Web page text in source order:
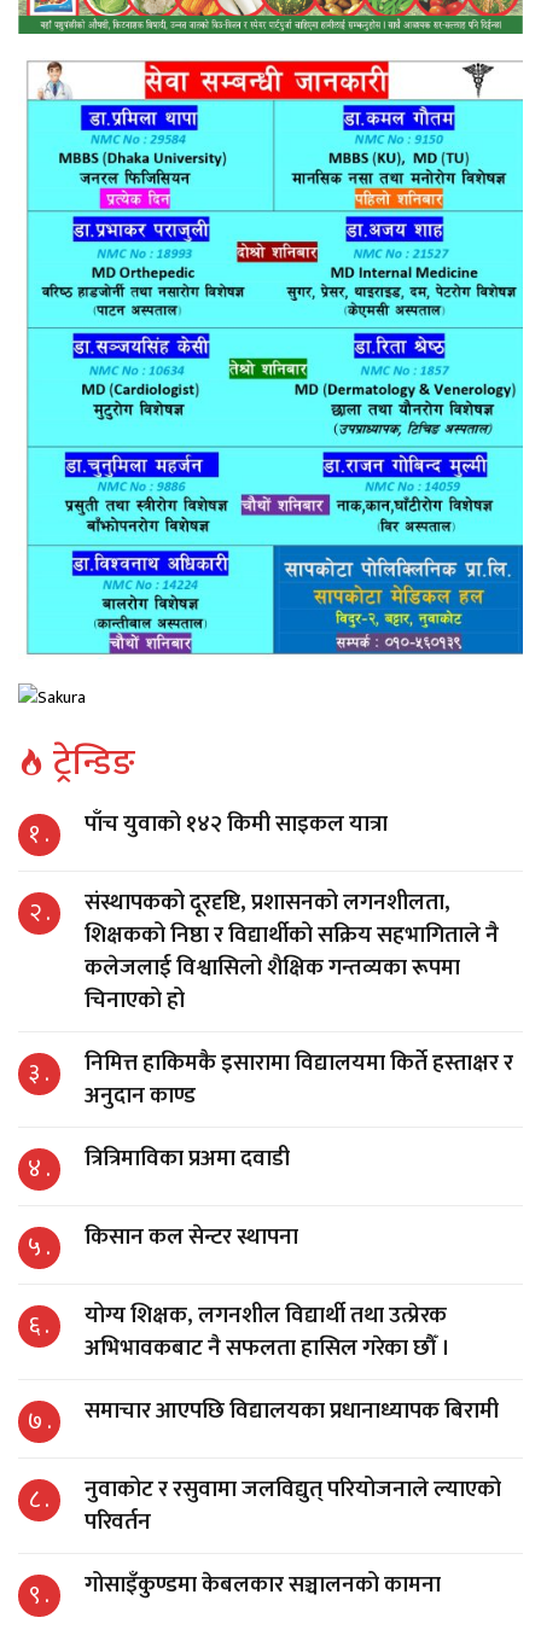
ट्रेन्डिङ
१ . पाँच युवाको १४२ किमी साइकल यात्रा
२ .
संस्थापकको दूरदृष्टि, प्रशासनको लगनशीलता,
शिक्षकको निष्ठा र विद्यार्थीको सक्रिय सहभागिताले नै
कलेजलाई विश्वासिलो शैक्षिक गन्तव्यका रूपमा
चिनाएको हो
३ .
निमित्त हाकिमकै इसारामा विद्यालयमा किर्ते हस्ताक्षर र
अनुदान काण्ड
४ . त्रित्रिमाविका प्रअमा दवाडी
५ . किसान कल सेन्टर स्थापना
६ .
योग्य शिक्षक, लगनशील विद्यार्थी तथा उत्प्रेरक
अभिभावकबाट नै सफलता हासिल गरेका छौँ ।
७ . समाचार आएपछि विद्यालयका प्रधानाध्यापक बिरामी
८ .
नुवाकोट र रसुवामा जलविद्युत् परियोजनाले ल्याएको
परिवर्तन
९ . गोसाइँकुण्डमा केबलकार सञ्चालनको कामना